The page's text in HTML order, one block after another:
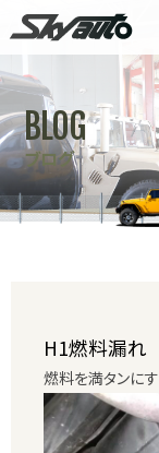
ホーム
整備作業実例
店舗紹介
スタッフ紹介
BLOG
ブログ
H1燃料漏れ
燃料を満タンにす